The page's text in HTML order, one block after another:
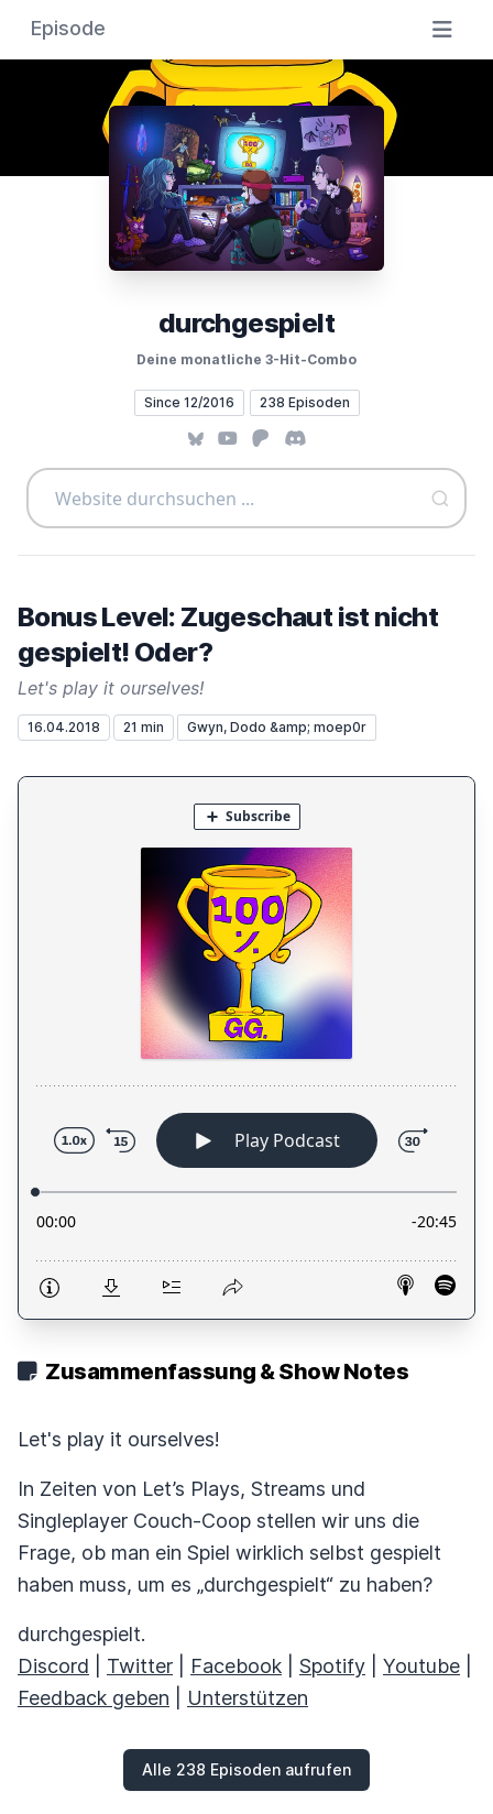
Episode
durchgespielt
Deine monatliche 3-Hit-Combo
Since 12/2016 238 Episoden
BlueskyYouTube
PatreonDiscord
Bonus Level: Zugeschaut ist nicht
gespielt! Oder?
Let's play it ourselves!
16.04.2018 21 min Gwyn, Dodo &amp; moep0r
Zusammenfassung & Show Notes
Let's play it ourselves!
In Zeiten von Let’s Plays, Streams und
Singleplayer Couch-Coop stellen wir uns die
Frage, ob man ein Spiel wirklich selbst gespielt
haben muss, um es „durchgespielt“ zu haben?
durchgespielt.
Discord
Twitter Facebook Spotify Youtube
Feedback geben
Unterstützen
Alle 238 Episoden aufrufen